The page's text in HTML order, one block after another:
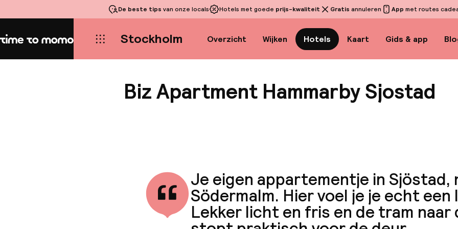
De beste tips van onze locals Hotels met goede prijs-kwaliteit Gratis annuleren App met routes
Home Stockholm Overzicht Wijken Hotels Kaart Gids & app
Biz Apartment Hammarby Sjostad
Je eigen appartementje in Sjöstad,
Södermalm. Hier voel je je echt een
Lekker licht en fris en de tram naar